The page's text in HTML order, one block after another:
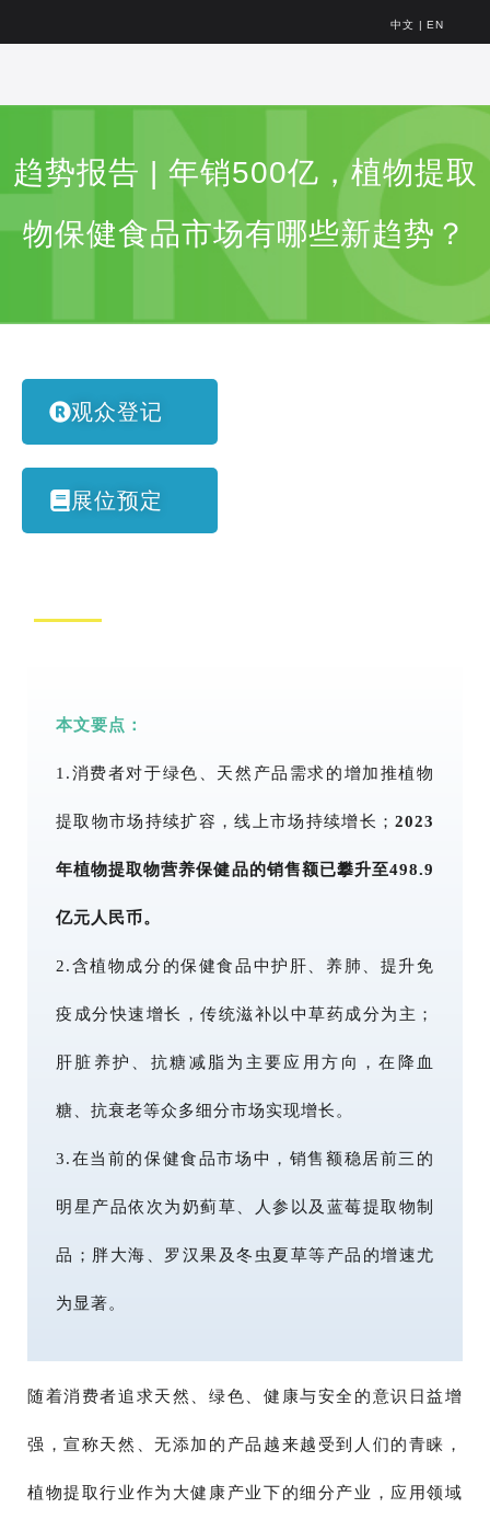
中文 | EN
趋势报告 | 年销500亿，植物提取
物保健食品市场有哪些新趋势？
观众登记
展位预定
本文要点：
1.消费者对于绿色、天然产品需求的增加推植物
提取物市场持续扩容，线上市场持续增长； 2023
年植物提取物营养保健品的销售额已攀升至498.9
亿元人民币。
2.含植物成分的保健食品中护肝、养肺、提升免
疫成分快速增长，传统滋补以中草药成分为主；
肝脏养护、抗糖减脂为主要应用方向，在降血
糖、抗衰老等众多细分市场实现增长。
3.在当前的保健食品市场中，销售额稳居前三的
明星产品依次为奶蓟草、人参以及蓝莓提取物制
品；胖大海、罗汉果及冬虫夏草等产品的增速尤
为显著。
随着消费者追求天然、绿色、健康与安全的意识日益增
强，宣称天然、无添加的产品越来越受到人们的青睐，
植物提取行业作为大健康产业下的细分产业，应用领域